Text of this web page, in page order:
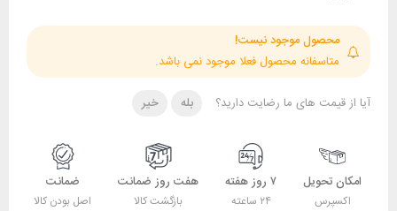
محصول موجود نیست!
متاسفانه محصول فعلا موجود نمی باشد.
آیا از قیمت های ما رضایت دارید؟ بله خیر
امکان تحویل
اکسپرس
۷ روز هفته
۲۴ ساعته
هفت روز ضمانت
بازگشت کالا
ضمانت
اصل بودن کالا